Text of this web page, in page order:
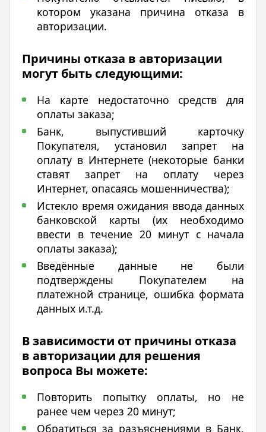
котором указана причина отказа в
авторизации.
Причины отказа в авторизации
могут быть следующими:
На карте недостаточно средств для
оплаты заказа;
Банк, выпустивший карточку
Покупателя, установил запрет на
оплату в Интернете (некоторые банки
ставят запрет на оплату через
Интернет, опасаясь мошенничества);
Истекло время ожидания ввода данных
банковской карты (их необходимо
ввести в течение 20 минут с начала
оплаты заказа);
Введённые данные не были
подтверждены Покупателем на
платежной странице, ошибка формата
данных и.т.д.
В зависимости от причины отказа
в авторизации для решения
вопроса Вы можете:
Повторить попытку оплаты, но не
ранее чем через 20 минут;
Обратиться за разъяснениями в Банк,